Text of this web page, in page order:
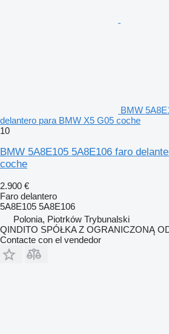
BMW
delantero para BMW X5 G05 coche
10
BMW 5A8E105 5A8E106 faro
coche
2.900 €
Faro delantero
5A8E105 5A8E106
Polonia, Piotrków Trybunalski
QINDITO SPÓŁKA Z OGRANICZONĄ
Contacte con el vendedor